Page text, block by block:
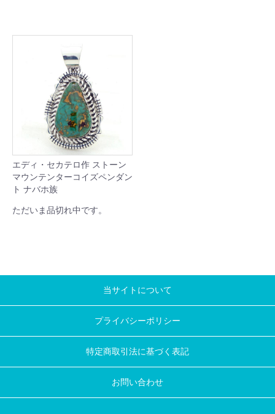
エディ・セカテロ作 ストーン
マウンテンターコイズペンダン
ト ナバホ族
ただいま品切れ中です。
当サイトについて
プライバシーポリシー
特定商取引法に基づく表記
お問い合わせ